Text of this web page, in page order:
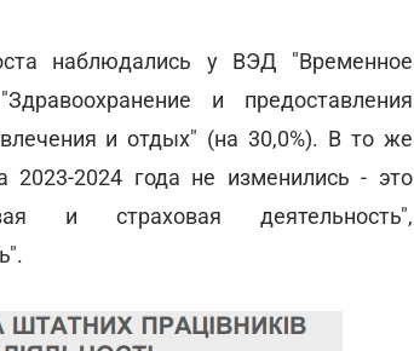
наблюдались у ВЭД "Временное
и предоставления
и отдых" (на 30,0%). В то же
2024 года не изменились - это
и страховая деятельность",